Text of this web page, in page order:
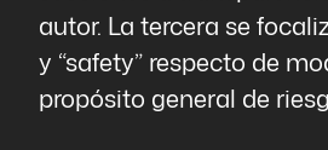
autor. La tercera se
y “safety” respecto de
propósito general de